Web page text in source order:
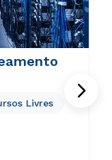
Livres